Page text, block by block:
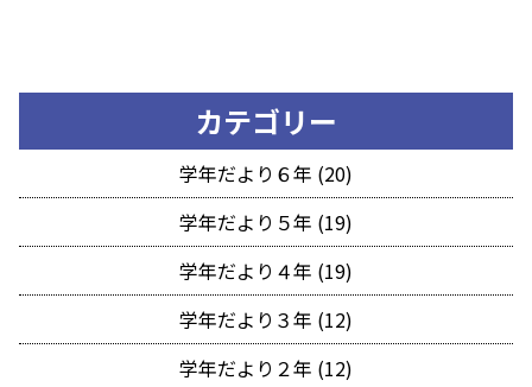
カテゴリー
学年だより６年 (20)
学年だより５年 (19)
学年だより４年 (19)
学年だより３年 (12)
学年だより２年 (12)